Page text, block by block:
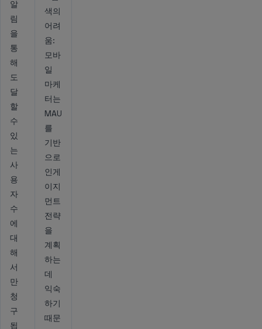
알
림
을
통
해
도
달
할
수
있
는
사
용
자
수
에
대
해
서
만
청
구
됩
색의
어려
움:
모바
일
마케
터는
MAU
를
기반
으로
인게
이지
먼트
전략
을
계획
하는
데
익숙
하기
때문